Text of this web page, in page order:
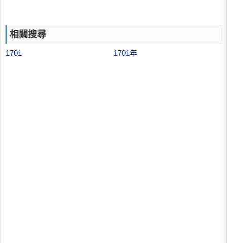
相關搜尋
1701 1701年